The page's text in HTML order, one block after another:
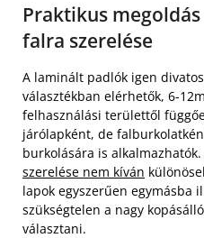
Praktikus
falra szerelése
A laminált padlók igen
választékban elérhetők, 6-
felhasználási területtől
járólapként, de
burkolására is alkalmazhatók.
szerelése nem kíván
lapok egyszerűen egymásba
szükségtelen a nagy
választani.